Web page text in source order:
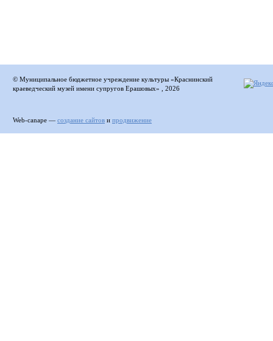
© Муниципальное бюджетное учреждение культуры «Краснинский
краеведческий музей имени супругов Ерашовых» , 2026
Web-canape — создание сайтов и продвижение